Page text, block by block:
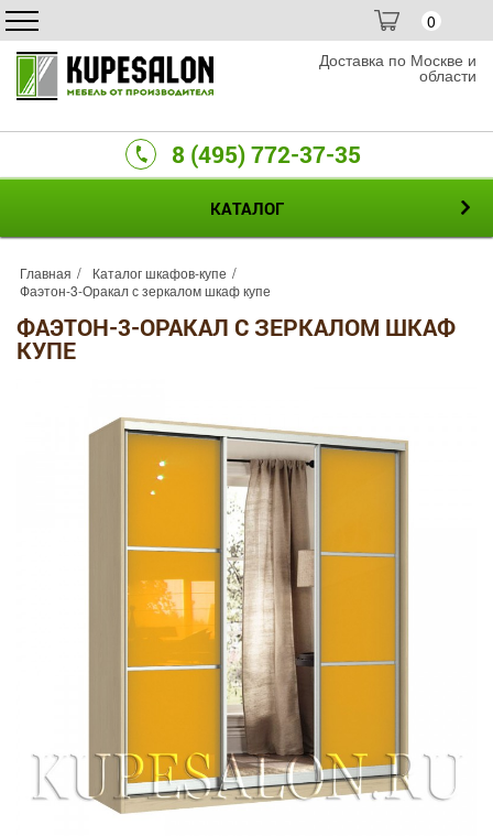
0
Доставка по Москве и
области
8 (495) 772-37-35
КАТАЛОГ
Главная
Каталог шкафов-купе
Фаэтон-3-Оракал с зеркалом шкаф купе
ФАЭТОН-3-ОРАКАЛ С ЗЕРКАЛОМ ШКАФ
КУПЕ